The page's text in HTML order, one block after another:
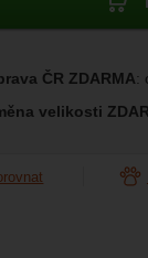
ČR ZDARMA:
velikosti